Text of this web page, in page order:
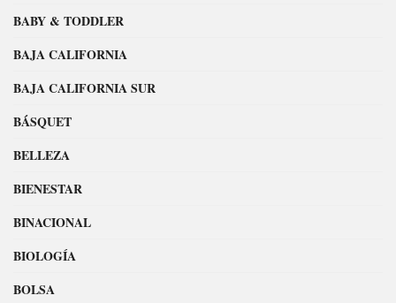
BABY & TODDLER
BAJA CALIFORNIA
BAJA CALIFORNIA SUR
BÁSQUET
BELLEZA
BIENESTAR
BINACIONAL
BIOLOGÍA
BOLSA